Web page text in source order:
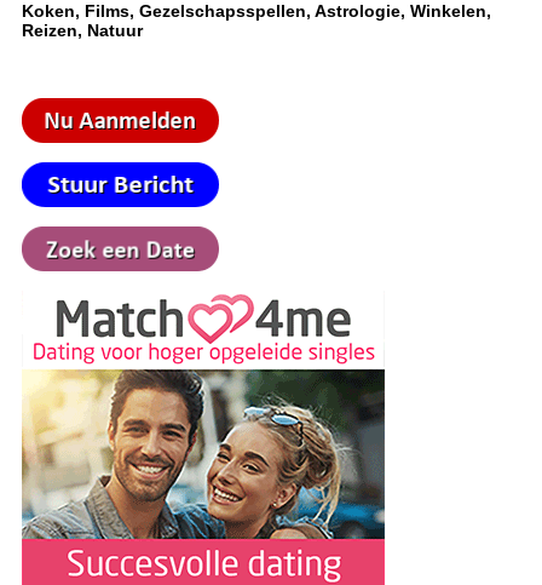
Koken, Films, Gezelschapsspellen, Astrologie, Winkelen,
Reizen, Natuur